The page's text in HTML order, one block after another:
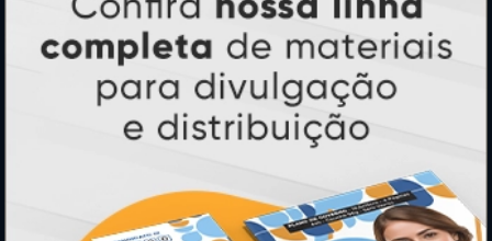
Central de Informações
GRÁFICA ATUAL CARD
Agente Oficial
Formas de Pagamento